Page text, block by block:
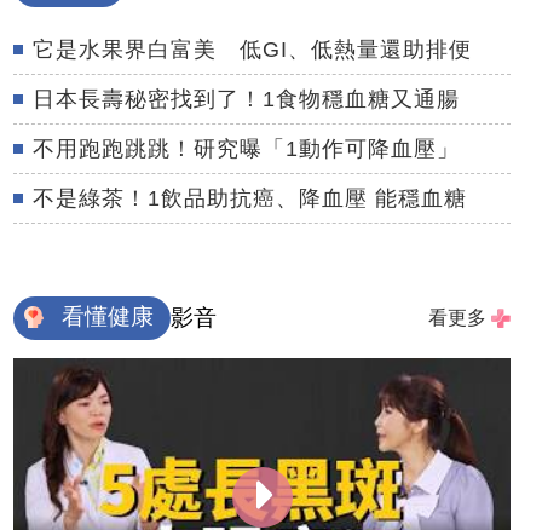
它是水果界白富美 低GI、低熱量還助排便
日本長壽秘密找到了！1食物穩血糖又通腸
不用跑跑跳跳！研究曝「1動作可降血壓」
不是綠茶！1飲品助抗癌、降血壓 能穩血糖
看懂健康 影音 看更多